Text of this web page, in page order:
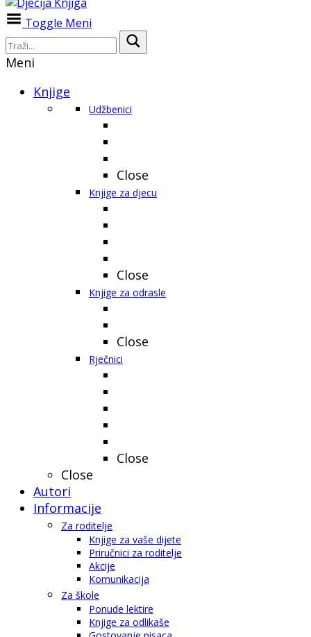
Toggle Meni
Meni
Knjige
Udžbenici
Close
Knjige za djecu
Close
Knjige za odrasle
Close
Rječnici
Close
Close
Autori
Informacije
Za roditelje
Knjige za vaše dijete
Priručnici za roditelje
Akcije
Komunikacija
Za škole
Ponude lektire
Knjige za odlikaše